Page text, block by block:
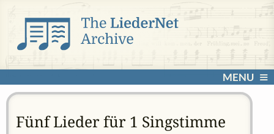
MENU
Fünf Lieder für 1 Singstimme